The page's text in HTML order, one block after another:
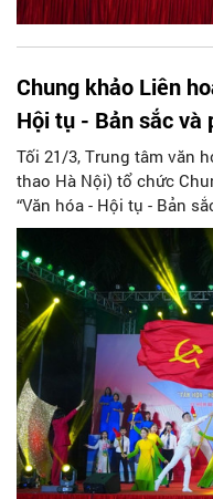
Chung khảo Liên
Hội tụ - Bản sắc và
Tối 21/3, Trung tâm văn
thao Hà Nội) tổ chức
“Văn hóa - Hội tụ - Bản